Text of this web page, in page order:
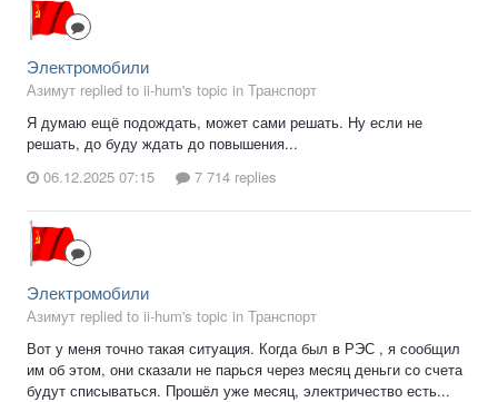
Электромобили
Азимут replied to ii-hum's topic in Транспорт
Я думаю ещё подождать, может сами решать. Ну если не
решать, до буду ждать до повышения...
06.12.2025 07:15
7 714 replies
Электромобили
Азимут replied to ii-hum's topic in Транспорт
Вот у меня точно такая ситуация. Когда был в РЭС , я сообщил
им об этом, они сказали не парься через месяц деньги со счета
будут списываться. Прошёл уже месяц, электричество есть...